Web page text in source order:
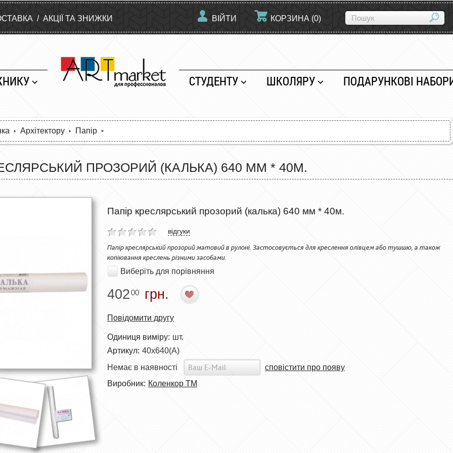
/ АКЦІЇ ТА ЗНИЖКИ ВІЙТИ КОРЗИНА (0)
СТУДЕНТУ ШКОЛЯРУ ПОДАРУНКОВІ
Архітектору Папір
ПРОЗОРИЙ (КАЛЬКА) 640 ММ * 40М.
Папір креслярський прозорий (калька) 640 мм * 40м.
відгуки
Папір креслярський прозорий матовий в рулоні. Застосовується для креслення олівцем або тушшю, а також
копіювання креслень різними засобами.
Виберіть для порівняння
40200 грн.
Повідомити другу
Одиниця виміру: шт.
Артикул: 40х640(А)
Немає в наявності
сповістити про появу
Виробник: Коленкор ТМ